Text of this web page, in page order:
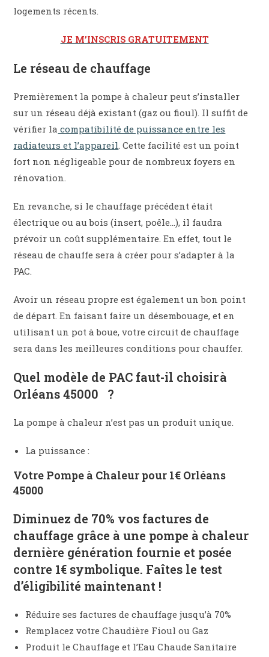
logements récents.
JE M’INSCRIS GRATUITEMENT
Le réseau de chauffage
Premièrement la pompe à chaleur peut s’installer
sur un réseau déjà existant (gaz ou fioul). Il suffit de
vérifier la compatibilité de puissance entre les
radiateurs et l’appareil . Cette facilité est un point
fort non négligeable pour de nombreux foyers en
rénovation.
En revanche, si le chauffage précédent était
électrique ou au bois (insert, poêle…), il faudra
prévoir un coût supplémentaire. En effet, tout le
réseau de chauffe sera à créer pour s’adapter à la
PAC.
Avoir un réseau propre est également un bon point
de départ. En faisant faire un désembouage, et en
utilisant un pot à boue, votre circuit de chauffage
sera dans les meilleures conditions pour chauffer.
Quel modèle de PAC faut-il choisir à
Orléans 45000 ?
La pompe à chaleur n’est pas un produit unique.
La puissance :
Votre Pompe à Chaleur pour 1€ Orléans
45000
Diminuez de 70% vos factures de
chauffage grâce à une pompe à chaleur
dernière génération fournie et posée
contre 1€ symbolique. Faîtes le test
d’éligibilité maintenant !
Réduire ses factures de chauffage jusqu’à 70%
Remplacez votre Chaudière Fioul ou Gaz
Produit le Chauffage et l’Eau Chaude Sanitaire